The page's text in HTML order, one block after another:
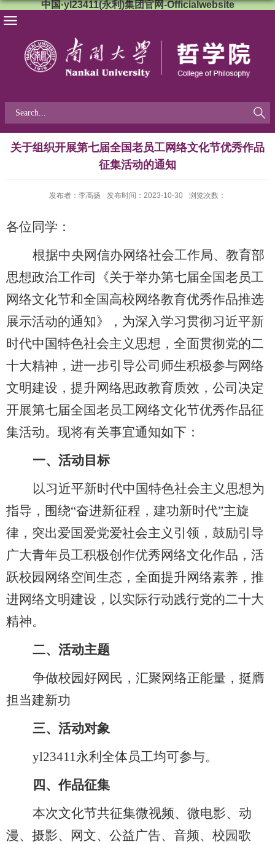
中国·yl23411(永利)集团官网-Officialwebsite
关于组织开展第七届全国老员工网络文化节优秀作品
征集活动的通知
发布者：李高扬 发布时间：2023-10-30 浏览次数：
各位同学：
根据中央网信办网络社会工作局、教育部
思想政治工作司《关于举办第七届全国老员工
网络文化节和全国高校网络教育优秀作品推选
展示活动的通知》，为深入学习贯彻习近平新
时代中国特色社会主义思想，全面贯彻党的二
十大精神，进一步引导公司师生积极参与网络
文明建设，提升网络思政教育质效，公司决定
开展第七届全国老员工网络文化节优秀作品征
集活动。现将有关事宜通知如下：
一、 活动目标
以习近平新时代中国特色社会主义思想为
指导，围绕“奋进新征程，建功新时代”主旋
律，突出爱国爱党爱社会主义引领，鼓励引导
广大青年员工积极创作优秀网络文化作品，活
跃校园网络空间生态，全面提升网络素养，推
进网络文明建设，以实际行动践行党的二十大
精神。
二、 活动主题
争做校园好网民，汇聚网络正能量，挺膺
担当建新功
三、 活动对象
yl23411永利全体员工均可参与。
四、作品征集
本次文化节共征集微视频、微电影、动
漫、摄影、网文、公益广告、音频、校园歌